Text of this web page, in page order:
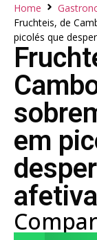
Home
Fruchteis, de
picolés que
em